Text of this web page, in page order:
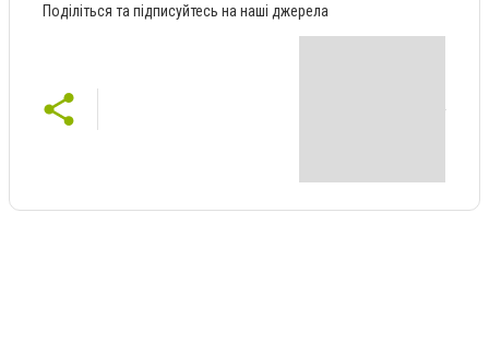
Поділіться та підписуйтесь на наші джерела